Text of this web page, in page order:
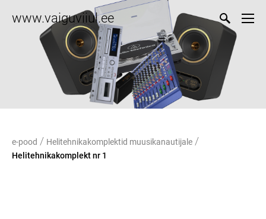
www.vaiguviiul.ee
e-pood / Helitehnikakomplektid muusikanautijale /
Helitehnikakomplekt nr 1